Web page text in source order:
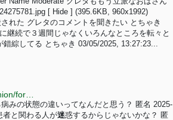
[ Hide ] (395.6KB, 960x1992)
れた グレタのコメントを聞きたい とちゃき
継続で３週間じゃなくいろんなところを転々と
綜してる とちゃき 03/05/2025, 13:27:23...
みの状態の違いってなんだと思う？ 匿名 2025-
者と関わる人が迷惑するからじゃないかな？ 匿